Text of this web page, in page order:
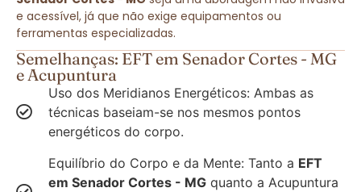
e acessível, já que não exige equipamentos ou
ferramentas especializadas.
Semelhanças: EFT em Senador Cortes - MG
e Acupuntura
Uso dos Meridianos Energéticos: Ambas as
técnicas baseiam-se nos mesmos pontos
energéticos do corpo.
Equilíbrio do Corpo e da Mente: Tanto a EFT
em Senador Cortes - MG quanto a Acupuntura